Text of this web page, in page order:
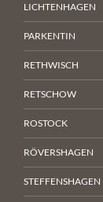
LICHTENHAGEN
PARKENTIN
RETHWISCH
RETSCHOW
ROSTOCK
RÖVERSHAGEN
STEFFENSHAGEN